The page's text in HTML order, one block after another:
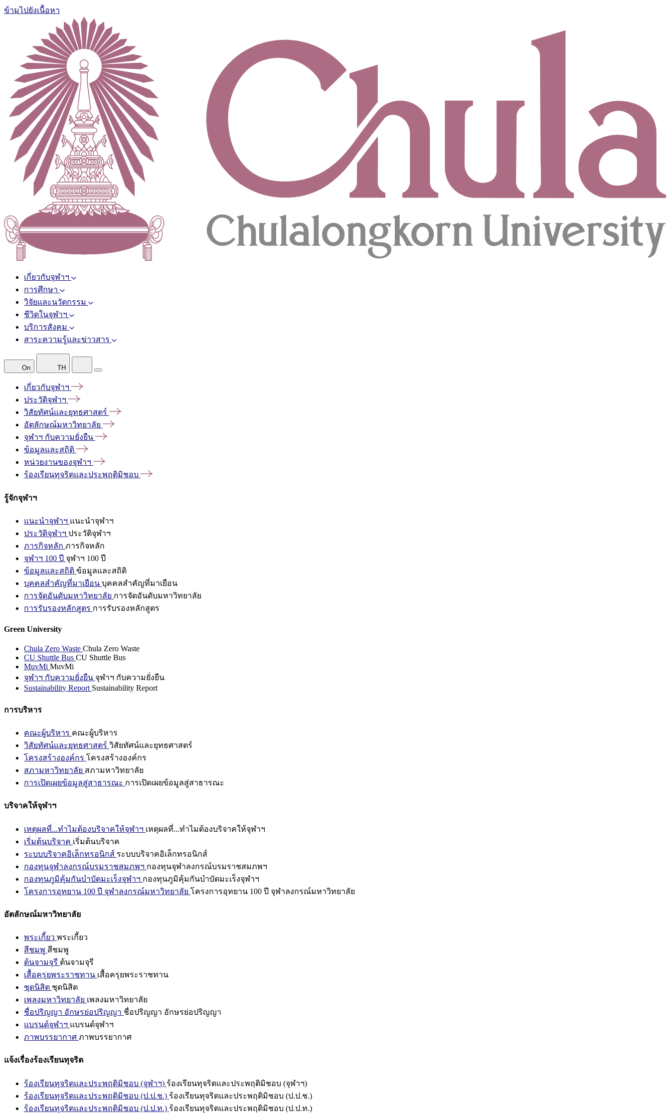
ข้ามไปยังเนื้อหา
เกี่ยวกับจุฬาฯ
การศึกษา
วิจัยและนวัตกรรม
ชีวิตในจุฬาฯ
บริการสังคม
สาระความรู้และข่าวสาร
On TH
เกี่ยวกับจุฬาฯ
ประวัติจุฬาฯ
วิสัยทัศน์และยุทธศาสตร์
อัตลักษณ์มหาวิทยาลัย
จุฬาฯ กับความยั่งยืน
ข้อมูลและสถิติ
หน่วยงานของจุฬาฯ
ร้องเรียนทุจริตและประพฤติมิชอบ
รู้จักจุฬาฯ
แนะนำจุฬาฯ แนะนำจุฬาฯ
ประวัติจุฬาฯ ประวัติจุฬาฯ
ภารกิจหลัก ภารกิจหลัก
จุฬาฯ 100 ปี จุฬาฯ 100 ปี
ข้อมูลและสถิติ ข้อมูลและสถิติ
บุคคลสำคัญที่มาเยือน บุคคลสำคัญที่มาเยือน
การจัดอันดับมหาวิทยาลัย การจัดอันดับมหาวิทยาลัย
การรับรองหลักสูตร การรับรองหลักสูตร
Green University
Chula Zero Waste Chula Zero Waste
CU Shuttle Bus CU Shuttle Bus
MuvMi MuvMi
จุฬาฯ กับความยั่งยืน จุฬาฯ กับความยั่งยืน
Sustainability Report Sustainability Report
การบริหาร
คณะผู้บริหาร คณะผู้บริหาร
วิสัยทัศน์และยุทธศาสตร์ วิสัยทัศน์และยุทธศาสตร์
โครงสร้างองค์กร โครงสร้างองค์กร
สภามหาวิทยาลัย สภามหาวิทยาลัย
การเปิดเผยข้อมูลสู่สาธารณะ การเปิดเผยข้อมูลสู่สาธารณะ
บริจาคให้จุฬาฯ
เหตุผลที่...ทำไมต้องบริจาคให้จุฬาฯ เหตุผลที่...ทำไมต้องบริจาคให้จุฬาฯ
เริ่มต้นบริจาค เริ่มต้นบริจาค
ระบบบริจาคอิเล็กทรอนิกส์ ระบบบริจาคอิเล็กทรอนิกส์
กองทุนจุฬาลงกรณ์บรมราชสมภพฯ กองทุนจุฬาลงกรณ์บรมราชสมภพฯ
กองทุนภูมิคุ้มกันบำบัดมะเร็งจุฬาฯ กองทุนภูมิคุ้มกันบำบัดมะเร็งจุฬาฯ
โครงการอุทยาน 100 ปี จุฬาลงกรณ์มหาวิทยาลัย โครงการอุทยาน 100 ปี จุฬาลงกรณ์มหาวิทยาลัย
อัตลักษณ์มหาวิทยาลัย
พระเกี้ยว พระเกี้ยว
สีชมพู สีชมพู
ต้นจามจุรี ต้นจามจุรี
เสื้อครุยพระราชทาน เสื้อครุยพระราชทาน
ชุดนิสิต ชุดนิสิต
เพลงมหาวิทยาลัย เพลงมหาวิทยาลัย
ชื่อปริญญา อักษรย่อปริญญา ชื่อปริญญา อักษรย่อปริญญา
แบรนด์จุฬาฯ แบรนด์จุฬาฯ
ภาพบรรยากาศ ภาพบรรยากาศ
แจ้งเรื่องร้องเรียนทุจริต
ร้องเรียนทุจริตและประพฤติมิชอบ (จุฬาฯ) ร้องเรียนทุจริตและประพฤติมิชอบ (จุฬาฯ)
ร้องเรียนทุจริตและประพฤติมิชอบ (ป.ป.ช.) ร้องเรียนทุจริตและประพฤติมิชอบ (ป.ป.ช.)
ร้องเรียนทุจริตและประพฤติมิชอบ (ป.ป.ท.) ร้องเรียนทุจริตและประพฤติมิชอบ (ป.ป.ท.)